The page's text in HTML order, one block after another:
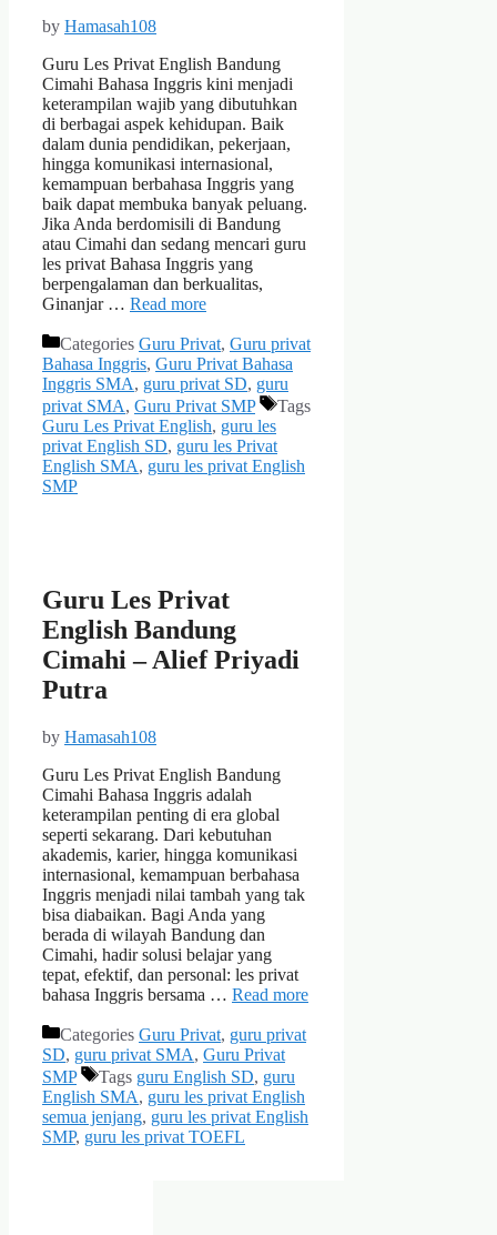
by Hamasah108
Guru Les Privat English Bandung
Cimahi Bahasa Inggris kini menjadi
keterampilan wajib yang dibutuhkan
di berbagai aspek kehidupan. Baik
dalam dunia pendidikan, pekerjaan,
hingga komunikasi internasional,
kemampuan berbahasa Inggris yang
baik dapat membuka banyak peluang.
Jika Anda berdomisili di Bandung
atau Cimahi dan sedang mencari guru
les privat Bahasa Inggris yang
berpengalaman dan berkualitas,
Ginanjar … Read more
Categories Guru Privat, Guru privat
Bahasa Inggris, Guru Privat Bahasa
Inggris SMA, guru privat SD, guru
privat SMA, Guru Privat SMP
Tags
Guru Les Privat English, guru les
privat English SD, guru les Privat
English SMA, guru les privat English
SMP
Guru Les Privat
English Bandung
Cimahi – Alief Priyadi
Putra
by Hamasah108
Guru Les Privat English Bandung
Cimahi Bahasa Inggris adalah
keterampilan penting di era global
seperti sekarang. Dari kebutuhan
akademis, karier, hingga komunikasi
internasional, kemampuan berbahasa
Inggris menjadi nilai tambah yang tak
bisa diabaikan. Bagi Anda yang
berada di wilayah Bandung dan
Cimahi, hadir solusi belajar yang
tepat, efektif, dan personal: les privat
bahasa Inggris bersama … Read more
Categories Guru Privat, guru privat
SD, guru privat SMA, Guru Privat
SMP
Tags guru English SD, guru
English SMA, guru les privat English
semua jenjang, guru les privat English
SMP, guru les privat TOEFL